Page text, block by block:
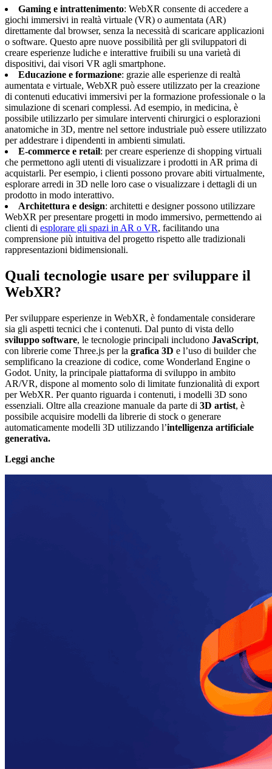
Gaming e intrattenimento: WebXR consente di accedere a
giochi immersivi in realtà virtuale (VR) o aumentata (AR)
direttamente dal browser, senza la necessità di scaricare applicazioni
o software. Questo apre nuove possibilità per gli sviluppatori di
creare esperienze ludiche e interattive fruibili su una varietà di
dispositivi, dai visori VR agli smartphone.
Educazione e formazione: grazie alle esperienze di realtà
aumentata e virtuale, WebXR può essere utilizzato per la creazione
di contenuti educativi immersivi per la formazione professionale o la
simulazione di scenari complessi. Ad esempio, in medicina, è
possibile utilizzarlo per simulare interventi chirurgici o esplorazioni
anatomiche in 3D, mentre nel settore industriale può essere utilizzato
per addestrare i dipendenti in ambienti simulati.
E-commerce e retail: per creare esperienze di shopping virtuali
che permettono agli utenti di visualizzare i prodotti in AR prima di
acquistarli. Per esempio, i clienti possono provare abiti virtualmente,
esplorare arredi in 3D nelle loro case o visualizzare i dettagli di un
prodotto in modo interattivo.
Architettura e design: architetti e designer possono utilizzare
WebXR per presentare progetti in modo immersivo, permettendo ai
clienti di esplorare gli spazi in AR o VR, facilitando una
comprensione più intuitiva del progetto rispetto alle tradizionali
rappresentazioni bidimensionali.
Quali tecnologie usare per sviluppare il
WebXR?
Per sviluppare esperienze in WebXR, è fondamentale considerare
sia gli aspetti tecnici che i contenuti. Dal punto di vista dello
sviluppo software, le tecnologie principali includono JavaScript,
con librerie come Three.js per la grafica 3D e l’uso di builder che
semplificano la creazione di codice, come Wonderland Engine o
Godot. Unity, la principale piattaforma di sviluppo in ambito
AR/VR, dispone al momento solo di limitate funzionalità di export
per WebXR. Per quanto riguarda i contenuti, i modelli 3D sono
essenziali. Oltre alla creazione manuale da parte di 3D artist, è
possibile acquisire modelli da librerie di stock o generare
automaticamente modelli 3D utilizzando l’intelligenza artificiale
generativa.
Leggi anche